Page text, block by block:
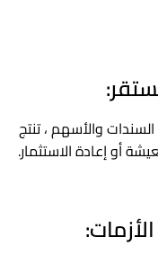
والأسهم ، تنتج
أو إعادة الاستثمار.